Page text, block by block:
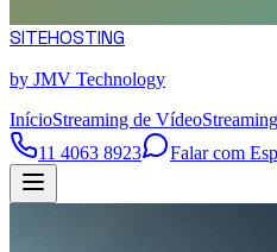
SITEHOSTING
by JMV Technology
InícioStreaming de Vídeo
11 4063 8923
Falar com